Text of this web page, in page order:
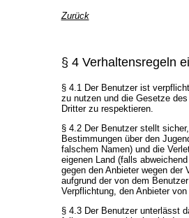
Zurück
§ 4 Verhaltensregeln
§ 4.1 Der Benutzer ist
zu nutzen und die Gesetze
Dritter zu respektieren.
§ 4.2 Der Benutzer stellt
Bestimmungen über den
falschem Namen) und die
eigenen Land (falls
gegen den Anbieter wegen der
aufgrund der von dem
Verpflichtung, den Anbieter
§ 4.3 Der Benutzer unterlässt